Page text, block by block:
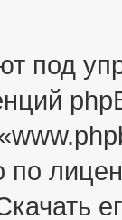
под
по